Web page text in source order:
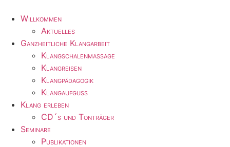
Inhalt
wechseln
Willkommen
Aktuelles
Ganzheitliche Klangarbeit
Klangschalenmassage
Klangreisen
Klangpädagogik
Klangaufguss
Klang erleben
CD´s und Tonträger
Seminare
Publikationen